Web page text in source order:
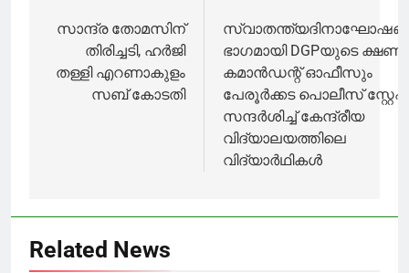
കെ എൻ രാജണ്ണ
രാജിവച്ചു
രാജശേഖരൻ
navigation
സാന്ദ്ര തോമസിന്
തിരിച്ചടി, ഹർജി
തള്ളി എറണാകുളം
സബ് കോടതി
ഭാഗമായി DGPയുടെ ക്ഷണം,
കമാൻഡന്റ് ഓഫീസും
പേരൂർക്കട പൊലീസ്
സന്ദർശിച്ച് കേന്ദ്രീയ
വിദ്യാലയത്തിലെ
വിദ്യാർഥികൾ
Related News